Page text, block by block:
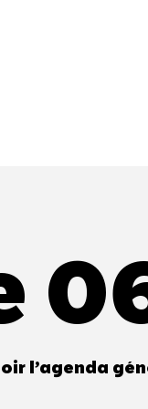
l’agenda